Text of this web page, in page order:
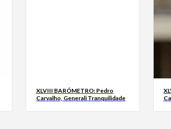
XLVIII BARÓMETRO: Pedro
Carvalho, Generali Tranquilidade